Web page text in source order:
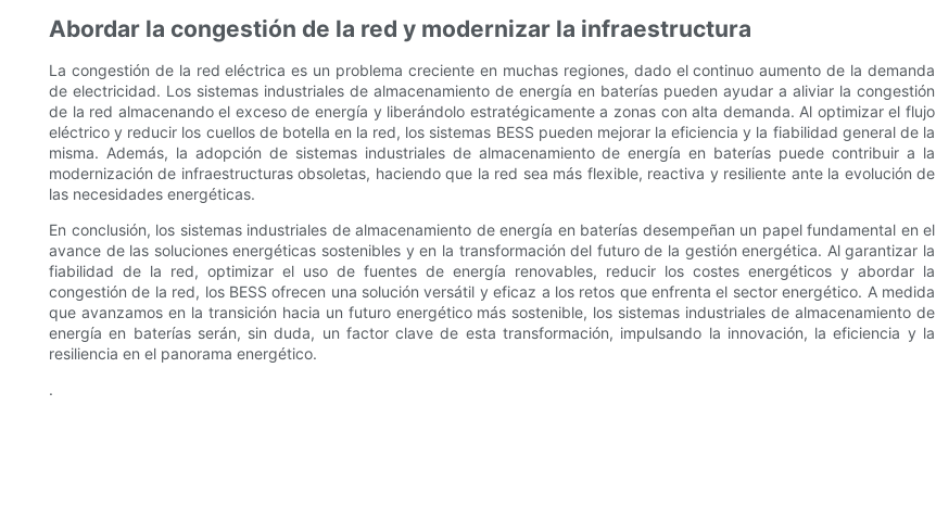
Abordar la congestión de la red y modernizar la infraestructura
La congestión de la red eléctrica es un problema creciente en muchas regiones, dado el continuo aumento de la demanda
de electricidad. Los sistemas industriales de almacenamiento de energía en baterías pueden ayudar a aliviar la congestión
de la red almacenando el exceso de energía y liberándolo estratégicamente a zonas con alta demanda. Al optimizar el flujo
eléctrico y reducir los cuellos de botella en la red, los sistemas BESS pueden mejorar la eficiencia y la fiabilidad general de la
misma. Además, la adopción de sistemas industriales de almacenamiento de energía en baterías puede contribuir a la
modernización de infraestructuras obsoletas, haciendo que la red sea más flexible, reactiva y resiliente ante la evolución de
las necesidades energéticas.
En conclusión, los sistemas industriales de almacenamiento de energía en baterías desempeñan un papel fundamental en el
avance de las soluciones energéticas sostenibles y en la transformación del futuro de la gestión energética. Al garantizar la
fiabilidad de la red, optimizar el uso de fuentes de energía renovables, reducir los costes energéticos y abordar la
congestión de la red, los BESS ofrecen una solución versátil y eficaz a los retos que enfrenta el sector energético. A medida
que avanzamos en la transición hacia un futuro energético más sostenible, los sistemas industriales de almacenamiento de
energía en baterías serán, sin duda, un factor clave de esta transformación, impulsando la innovación, la eficiencia y la
resiliencia en el panorama energético.
.